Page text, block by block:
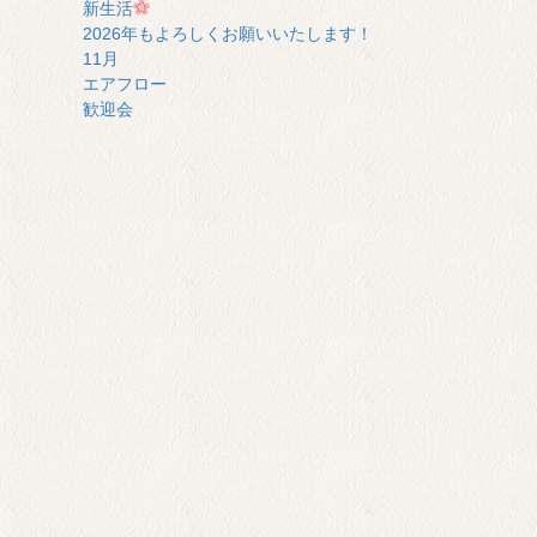
新生活
2026年もよろしくお願いいたします！
11月
エアフロー
歓迎会